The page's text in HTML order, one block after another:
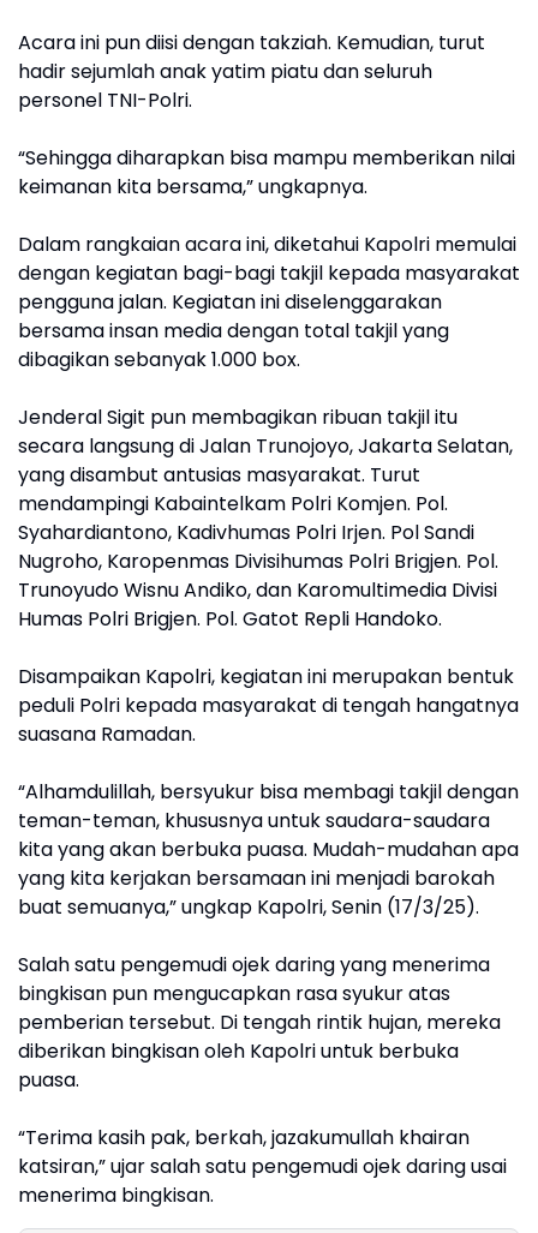
Acara ini pun diisi dengan takziah. Kemudian, turut
hadir sejumlah anak yatim piatu dan seluruh
personel TNI-Polri.
“Sehingga diharapkan bisa mampu memberikan nilai
keimanan kita bersama,” ungkapnya.
Dalam rangkaian acara ini, diketahui Kapolri memulai
dengan kegiatan bagi-bagi takjil kepada masyarakat
pengguna jalan. Kegiatan ini diselenggarakan
bersama insan media dengan total takjil yang
dibagikan sebanyak 1.000 box.
Jenderal Sigit pun membagikan ribuan takjil itu
secara langsung di Jalan Trunojoyo, Jakarta Selatan,
yang disambut antusias masyarakat. Turut
mendampingi Kabaintelkam Polri Komjen. Pol.
Syahardiantono, Kadivhumas Polri Irjen. Pol Sandi
Nugroho, Karopenmas Divisihumas Polri Brigjen. Pol.
Trunoyudo Wisnu Andiko, dan Karomultimedia Divisi
Humas Polri Brigjen. Pol. Gatot Repli Handoko.
Disampaikan Kapolri, kegiatan ini merupakan bentuk
peduli Polri kepada masyarakat di tengah hangatnya
suasana Ramadan.
“Alhamdulillah, bersyukur bisa membagi takjil dengan
teman-teman, khususnya untuk saudara-saudara
kita yang akan berbuka puasa. Mudah-mudahan apa
yang kita kerjakan bersamaan ini menjadi barokah
buat semuanya,” ungkap Kapolri, Senin (17/3/25).
Salah satu pengemudi ojek daring yang menerima
bingkisan pun mengucapkan rasa syukur atas
pemberian tersebut. Di tengah rintik hujan, mereka
diberikan bingkisan oleh Kapolri untuk berbuka
puasa.
“Terima kasih pak, berkah, jazakumullah khairan
katsiran,” ujar salah satu pengemudi ojek daring usai
menerima bingkisan.